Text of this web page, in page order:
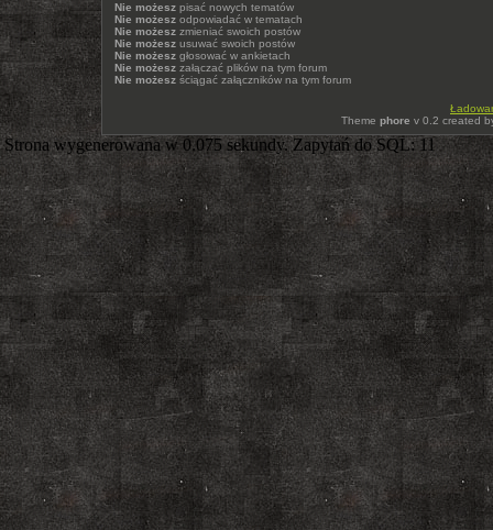
Nie możesz pisać nowych tematów
Nie możesz odpowiadać w tematach
Nie możesz zmieniać swoich postów
Nie możesz usuwać swoich postów
Nie możesz głosować w ankietach
Nie możesz załączać plików na tym forum
Nie możesz ściągać załączników na tym forum
Theme phore v 0.2 created
Strona wygenerowana w 0.075 sekundy. Zapytań do SQL: 11